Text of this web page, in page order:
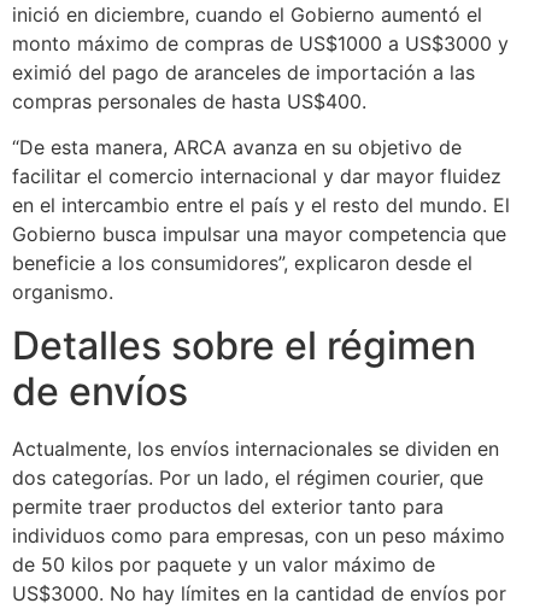
inició en diciembre, cuando el Gobierno aumentó el
monto máximo de compras de US$1000 a US$3000 y
eximió del pago de aranceles de importación a las
compras personales de hasta US$400.
“De esta manera, ARCA avanza en su objetivo de
facilitar el comercio internacional y dar mayor fluidez
en el intercambio entre el país y el resto del mundo. El
Gobierno busca impulsar una mayor competencia que
beneficie a los consumidores”, explicaron desde el
organismo.
Detalles sobre el régimen
de envíos
Actualmente, los envíos internacionales se dividen en
dos categorías. Por un lado, el régimen courier, que
permite traer productos del exterior tanto para
individuos como para empresas, con un peso máximo
de 50 kilos por paquete y un valor máximo de
US$3000. No hay límites en la cantidad de envíos por